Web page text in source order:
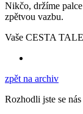
Nikčo, držíme
zpětvou vazbu.
Vaše CESTA
zpět na archiv
Rozhodli jste se